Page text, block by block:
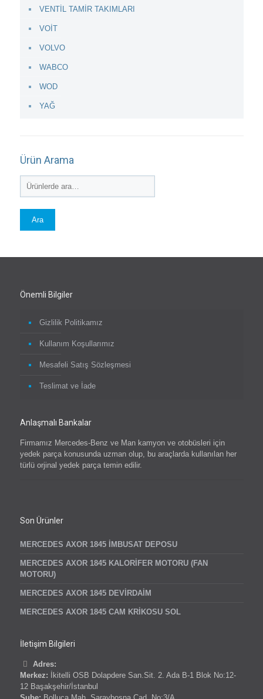
VENTİL TAMİR TAKIMLARI
VOİT
VOLVO
WABCO
WOD
YAĞ
Ürün Arama
Ara
Önemli Bilgiler
Gizlilik Politikamız
Kullanım Koşullarımız
Mesafeli Satış Sözleşmesi
Teslimat ve İade
Anlaşmalı Bankalar
Firmamız Mercedes-Benz ve Man kamyon ve otobüsleri için
yedek parça konusunda uzman olup, bu araçlarda kullanılan her
türlü orjinal yedek parça temin edilir.
Son Ürünler
MERCEDES AXOR 1845 İMBUSAT DEPOSU
MERCEDES AXOR 1845 KALORİFER MOTORU (FAN
MOTORU)
MERCEDES AXOR 1845 DEVİRDAİM
MERCEDES AXOR 1845 CAM KRİKOSU SOL
İletişim Bilgileri
Adres:
Merkez: İkitelli OSB Dolapdere San.Sit. 2. Ada B-1 Blok No:12-
12 Başakşehir/İstanbul